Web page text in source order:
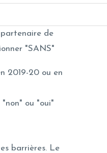
partenaire de
"SANS"
2019-20 ou en
ou "oui"
barrières. Le